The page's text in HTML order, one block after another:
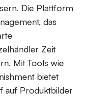
Die Plattform
das
Zeit
Mit Tools wie
bietet
auf Produktbilder